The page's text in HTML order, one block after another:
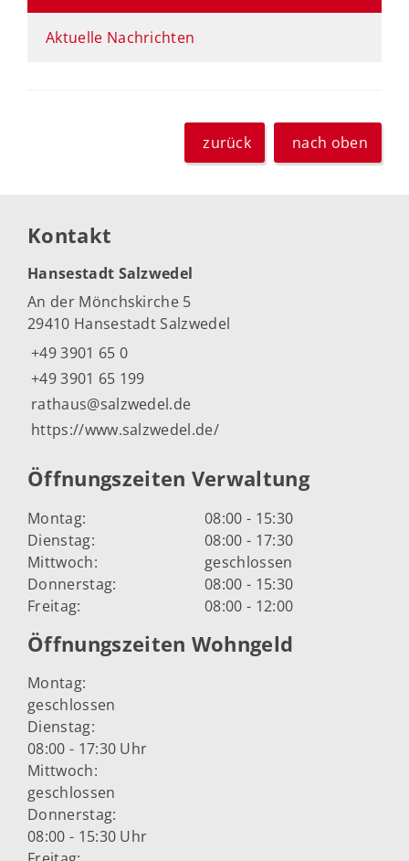
Aktuelle Nachrichten
zurück nach oben
Kontakt
Hansestadt Salzwedel
An der Mönchskirche 5
29410 Hansestadt Salzwedel
+49 3901 65 0
+49 3901 65 199
rathaus@salzwedel.de
https://www.salzwedel.de/
Öffnungszeiten Verwaltung
Montag:
08:00 - 15:30
Dienstag:
08:00 - 17:30
Mittwoch:
geschlossen
Donnerstag:
08:00 - 15:30
Freitag:
08:00 - 12:00
Öffnungszeiten Wohngeld
Montag:
geschlossen
Dienstag:
08:00 - 17:30 Uhr
Mittwoch:
geschlossen
Donnerstag:
08:00 - 15:30 Uhr